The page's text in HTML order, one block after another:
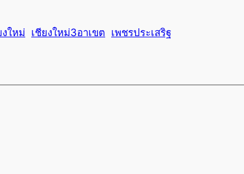
งใหม่ เชียงใหม่3อาเขต เพชรประเสริฐ